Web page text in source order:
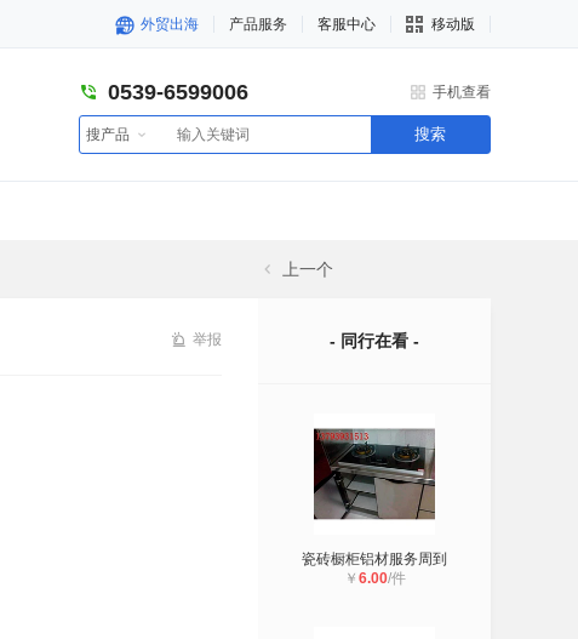
外贸出海 产品服务 客服中心 移动版
0539-6599006 手机查看
搜产品 搜索
上一个
举报 - 同行在看 -
瓷砖橱柜铝材服务周到
￥ 6.00/件